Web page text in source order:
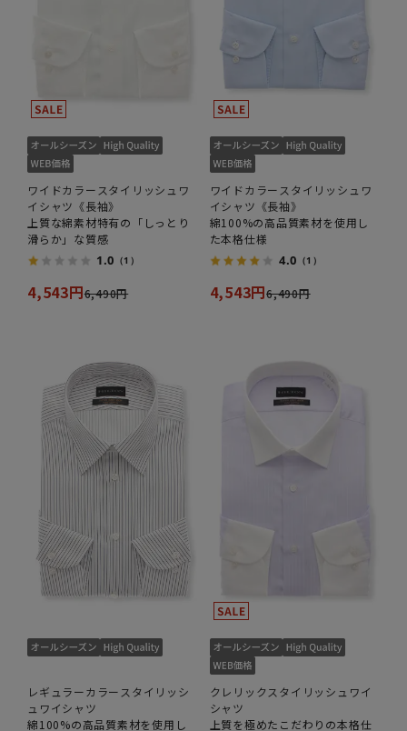
ワイドカラースタイリッシュワ
イシャツ《長袖》
上質な綿素材特有の「しっとり
滑らか」な質感
1.0 （1）
4,543円6,490円
ワイドカラースタイリッシュワ
イシャツ《長袖》
綿100%の高品質素材を使用し
た本格仕様
4.0 （1）
4,543円6,490円
レギュラーカラースタイリッシ
ュワイシャツ
綿100%の高品質素材を使用し
クレリックスタイリッシュワイ
シャツ
上質を極めたこだわりの本格仕